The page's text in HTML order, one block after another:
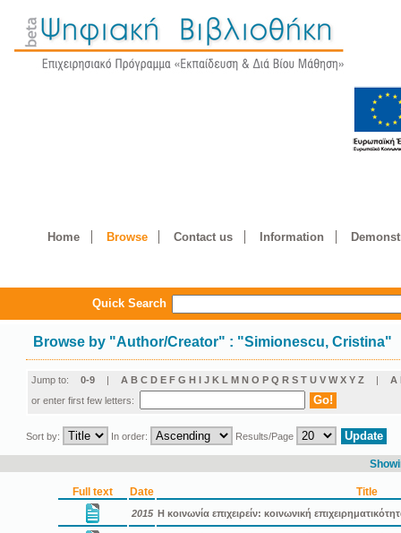
Home Browse Contact us Information
Quick Search
Browse by "Author/Creator" : "Simionescu, Cristina"
Jump to: 0-9 | A B C D E F G H I J K L M N O P Q R S T U V W X Y Z | Α
or enter first few letters:
Sort by: In order: Results/Page
Full text Date Title
2015 Η κοινωνία επιχειρείν: κοινωνική